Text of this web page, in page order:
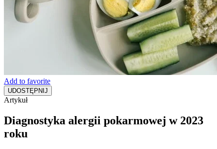
Add to favorite
UDOSTĘPNIJ
Artykuł
Diagnostyka alergii pokarmowej w 2023
roku